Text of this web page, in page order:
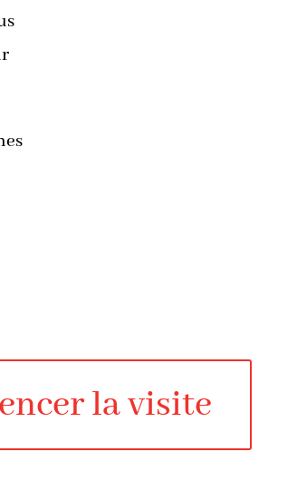
la visite